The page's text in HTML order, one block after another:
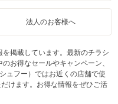
法人のお客様へ
掲載しています。最新のチラシ
お得なセールやキャンペーン、
ュフー）ではお近くの店舗で使
けます。お得な情報をぜひご活